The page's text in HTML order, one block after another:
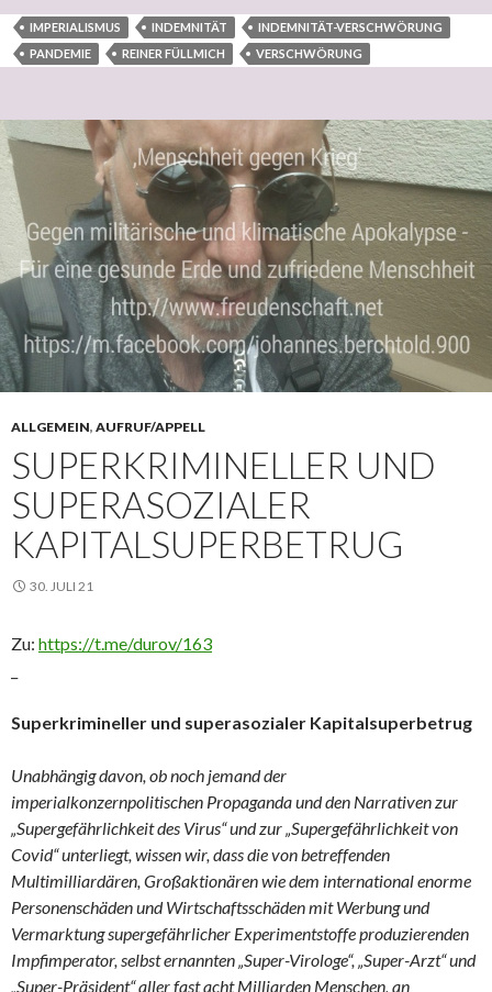
IMPERIALISMUS INDEMNITÄT
INDEMNITÄT-VERSCHWÖRUNG
PANDEMIE
REINER FÜLLMICH VERSCHWÖRUNG
ALLGEMEIN, AUFRUF/APPELL
SUPERKRIMINELLER UND
SUPERASOZIALER
KAPITALSUPERBETRUG
30. JULI 21
Zu: https://t.me/durov/163
Superkrimineller und superasozialer Kapitalsuperbetrug
Unabhängig davon, ob noch jemand der
imperialkonzernpolitischen Propaganda und den Narrativen zur
„Supergefährlichkeit des Virus“ und zur „Supergefährlichkeit von
Covid“ unterliegt, wissen wir, dass die von betreffenden
Multimilliardären, Großaktionären wie dem international enorme
Personenschäden und Wirtschaftsschäden mit Werbung und
Vermarktung supergefährlicher Experimentstoffe produzierenden
Impfimperator, selbst ernannten „Super-Virologe“, „Super-Arzt“ und
„Super-Präsident“ aller fast acht Milliarden Menschen, an